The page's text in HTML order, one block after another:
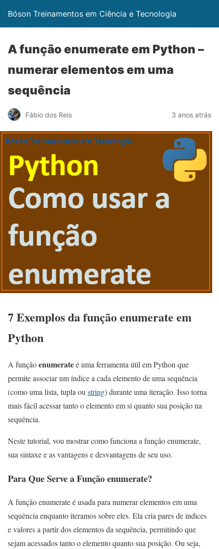
Bóson Treinamentos em Ciência e Tecnologia
A função enumerate em Python –
numerar elementos em uma
sequência
Fábio dos Reis 3 anos atrás
7 Exemplos da função enumerate em
Python
A funçãoenumerateé uma ferramenta útil em Python que
permite associar um índice a cada elemento de uma sequência
(como uma lista, tupla ou string) durante uma iteração. Isso torna
mais fácil acessar tanto o elemento em si quanto sua posição na
sequência.
Neste tutorial, vou mostrar como funciona a função enumerate,
sua sintaxe e as vantagens e desvantagens de seu uso.
Para Que Serve a Função enumerate?
A função enumerate é usada para numerar elementos em uma
sequência enquanto iteramos sobre eles. Ela cria pares de índices
e valores a partir dos elementos da sequência, permitindo que
sejam acessados tanto o elemento quanto sua posição. Ou seja,